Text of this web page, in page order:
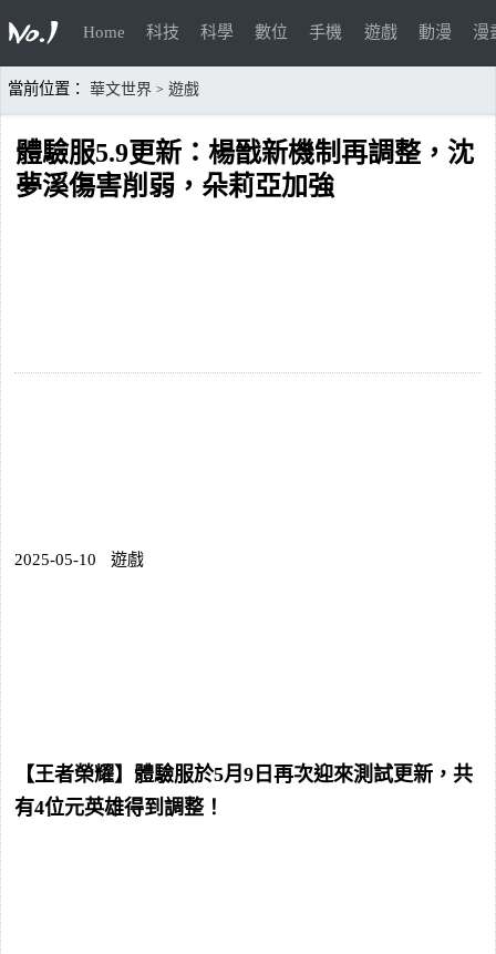
Home 科技 科學 數位 手機 遊戲 動漫 漫
當前位置： 華文世界 > 遊戲
體驗服5.9更新：楊戩新機制再調整，沈
夢溪傷害削弱，朵莉亞加強
2025-05-10 遊戲
【王者榮耀】體驗服於5月9日再次迎來測試更新，共
有4位元英雄得到調整！